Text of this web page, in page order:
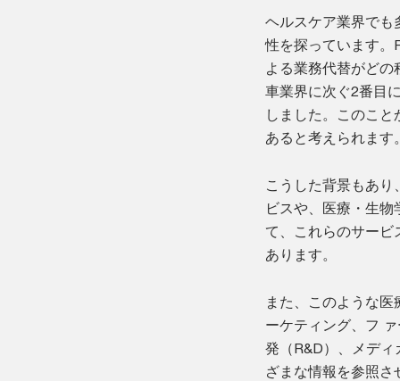
ヘルスケア業界でも
性を探っています。
よる業務代替がど
車業界に次ぐ2番目
しました。このこ
あると考えられます
こうした背景もあ
ビスや、医療・生
て、これらのサービ
あります。
また、このような
ーケティング、フ
発（R&D）、メデ
ざまな情報を参照